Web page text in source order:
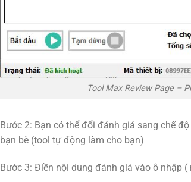
Tool Max Review Page –
Bước 2: Bạn có thể đổi đánh giá sang chế
bạn bè (tool tự động làm cho bạn)
Bước 3: Điền nội dung đánh giá vào ô nhập